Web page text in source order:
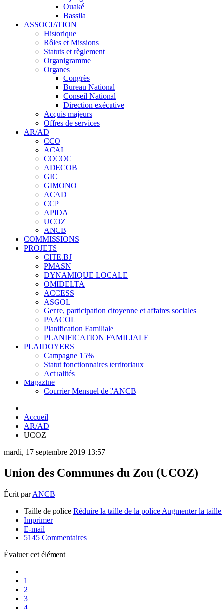
Ouaké
Bassila
ASSOCIATION
Historique
Rôles et Missions
Statuts et règlement
Organigramme
Organes
Congrès
Bureau National
Conseil National
Direction exécutive
Acquis majeurs
Offres de services
AR/AD
CCO
ACAL
COCOC
ADECOB
GIC
GIMONO
ACAD
CCP
APIDA
UCOZ
ANCB
COMMISSIONS
PROJETS
CITE.BJ
PMASN
DYNAMIQUE LOCALE
OMIDELTA
ACCESS
ASGOL
Genre, participation citoyenne et affaires sociales
PAACOL
Planification Familiale
PLANIFICATION FAMILIALE
PLAIDOYERS
Campagne 15%
Statut fonctionnaires territoriaux
Actualités
Magazine
Courrier Mensuel de l'ANCB
Accueil
AR/AD
UCOZ
mardi, 17 septembre 2019 13:57
Union des Communes du Zou (UCOZ)
Écrit parANCB
Taille de police Réduire la taille de la police Augmenter la
Imprimer
E-mail
5145 Commentaires
Évaluer cet élément
1
2
3
4